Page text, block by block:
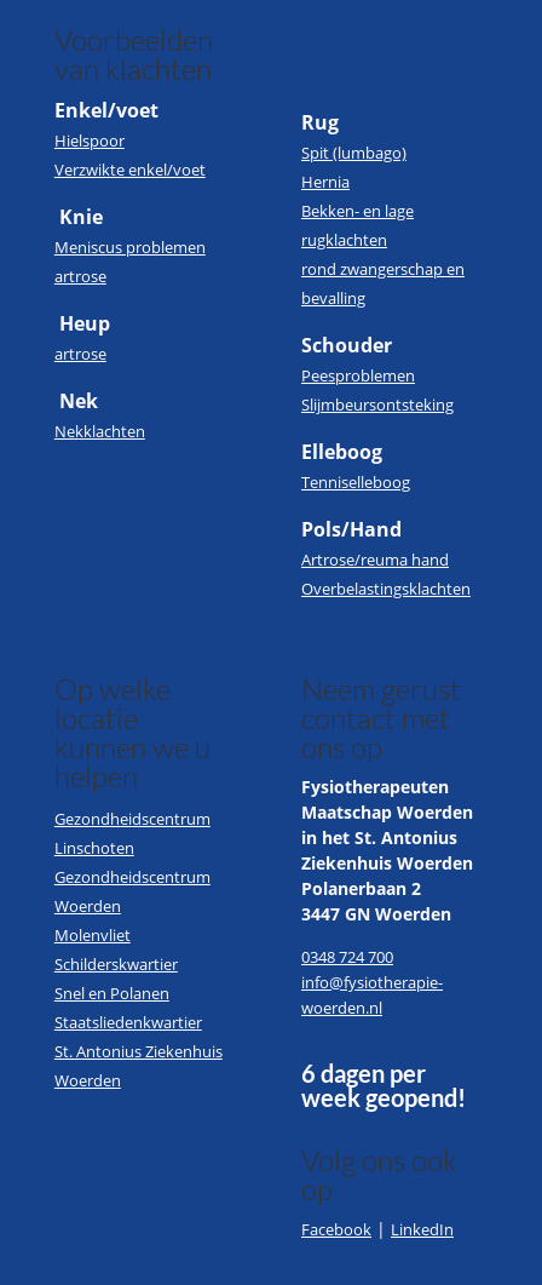
Voorbeelden
van klachten
Enkel/voet
Hielspoor
Verzwikte enkel/voet
Knie
Meniscus problemen
artrose
Heup
artrose
Nek
Nekklachten
Rug
Spit (lumbago)
Hernia
Bekken- en lage
rugklachten
rond zwangerschap en
bevalling
Schouder
Peesproblemen
Slijmbeursontsteking
Elleboog
Tenniselleboog
Pols/Hand
Artrose/reuma hand
Overbelastingsklachten
Op welke
locatie
kunnen we u
helpen
Gezondheidscentrum
Linschoten
Gezondheidscentrum
Woerden
Molenvliet
Schilderskwartier
Snel en Polanen
Staatsliedenkwartier
St. Antonius Ziekenhuis
Woerden
Neem gerust
contact met
ons op
Fysiotherapeuten
Maatschap Woerden
in het St. Antonius
Ziekenhuis Woerden
Polanerbaan 2
3447 GN Woerden
0348 724 700
info@fysiotherapie-
woerden.nl
6 dagen per
week geopend!
Volg ons ook
op
Facebook | LinkedIn